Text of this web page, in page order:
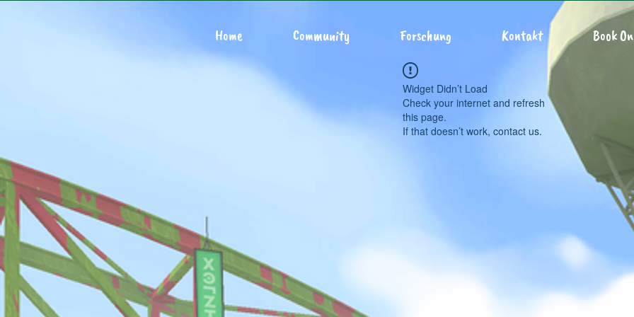
Home Community Forschung Kontakt Book
Widget Didn’t Load
Check your internet and refresh
this page.
If that doesn’t work, contact us.